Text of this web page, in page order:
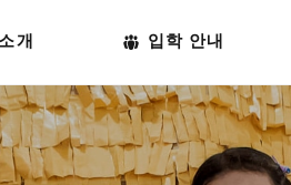
개 입학 안내
홈페이지
회사 소개
입학 안내